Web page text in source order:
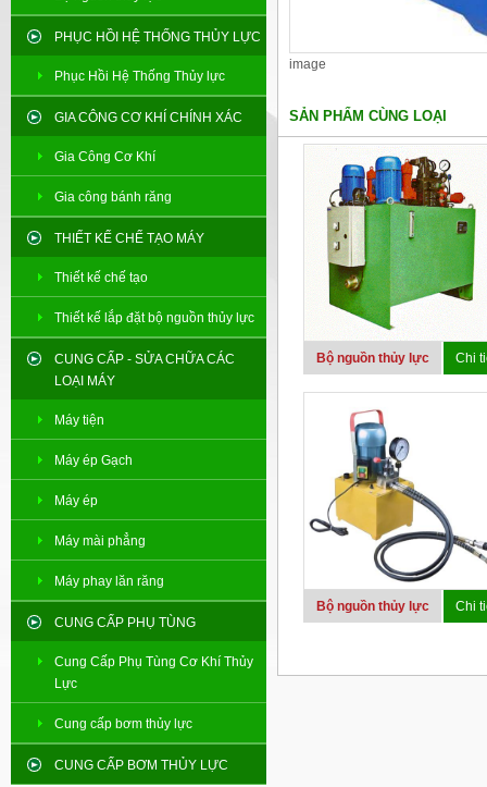
PHỤC HỒI HỆ THỐNG THỦY LỰC
Phục Hồi Hệ Thống Thủy lực
GIA CÔNG CƠ KHÍ CHÍNH XÁC
Gia Công Cơ Khí
Gia công bánh răng
THIẾT KẾ CHẾ TẠO MÁY
Thiết kế chế tạo
Thiết kế lắp đặt bộ nguồn thủy lực
CUNG CẤP - SỬA CHỮA CÁC
LOẠI MÁY
Máy tiện
Máy ép Gạch
Máy ép
Máy mài phẳng
Máy phay lăn răng
CUNG CẤP PHỤ TÙNG
Cung Cấp Phụ Tùng Cơ Khí Thủy
Lực
Cung cấp bơm thủy lực
CUNG CẤP BƠM THỦY LỰC
image
SẢN PHẨM CÙNG LOẠI
Bộ nguồn thủy lực Chi
Bộ nguồn thủy lực Chi